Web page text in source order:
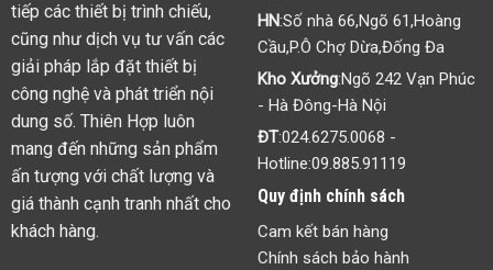
tiếp các thiết bị trình chiếu,
cũng như dịch vụ tư vấn các
giải pháp lắp đặt thiết bị
công nghệ và phát triển nội
dung số. Thiên Hợp luôn
mang đến những sản phẩm
ấn tượng với chất lượng và
giá thành cạnh tranh nhất cho
khách hàng.
HN:Số nhà 66,Ngõ 61,Hoàng
Cầu,P.Ô Chợ Dừa,Đống Đa
Kho Xưởng:Ngõ 242 Vạn Phúc
- Hà Đông-Hà Nội
ĐT:024.6275.0068 -
Hotline:09.885.91119
Quy định chính sách
Cam kết bán hàng
Chính sách bảo hành